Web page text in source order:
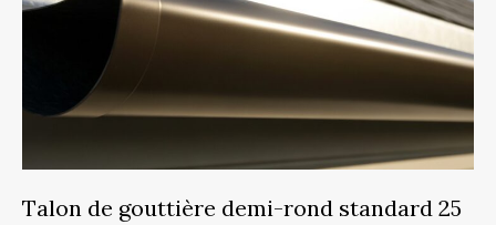
Talon de gouttière demi-rond standard 25